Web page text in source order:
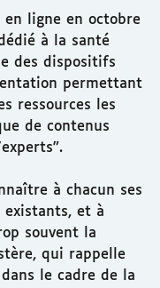
ligne en octobre
à la santé
des dispositifs
permettant
ressources les
de contenus
à chacun ses
existants, et à
souvent la
qui rappelle
le cadre de la